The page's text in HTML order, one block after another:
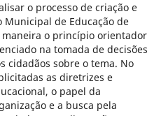
o processo de criação e
Municipal de Educação de
maneira o princípio orientador
na tomada de decisões
cidadãos sobre o tema. No
as diretrizes e
o papel da
e a busca pela